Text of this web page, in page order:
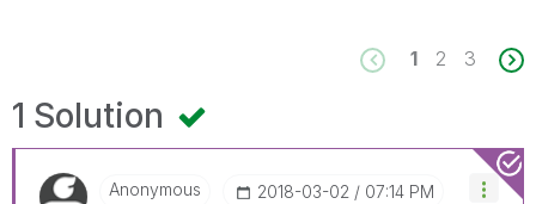
1 2 3
1 Solution
Anonymous ‎2018-03-02 07:14 PM